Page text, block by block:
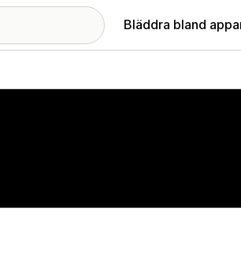
Bläddra bland